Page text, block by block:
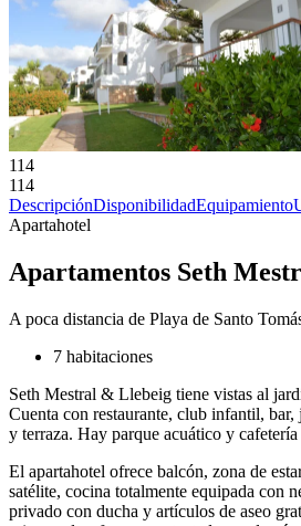
114
114
DescripciónDisponibilidadEquipamiento
Apartahotel
Apartamentos Seth
A poca distancia de Playa de Santo
7 habitaciones
Seth Mestral & Llebeig tiene vistas al
Cuenta con restaurante, club infantil,
y terraza. Hay parque acuático y
El apartahotel ofrece balcón, zona de
satélite, cocina totalmente equipada con
privado con ducha y artículos de aseo